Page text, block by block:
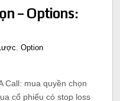
– Options:
Option
Call: mua quyền chọn
cổ phiếu có stop loss